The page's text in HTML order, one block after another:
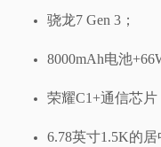
骁龙7 Gen 3；
8000mAh电池
荣耀C1+通信芯片
6.78英寸1.5K的